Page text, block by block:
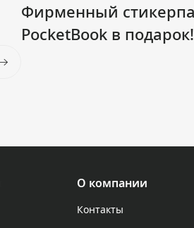
Фирменный
PocketBook в подарок!
О компании
Контакты